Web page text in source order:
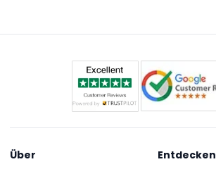
schnelle Stealth Achterbahn.
Über Entdecken